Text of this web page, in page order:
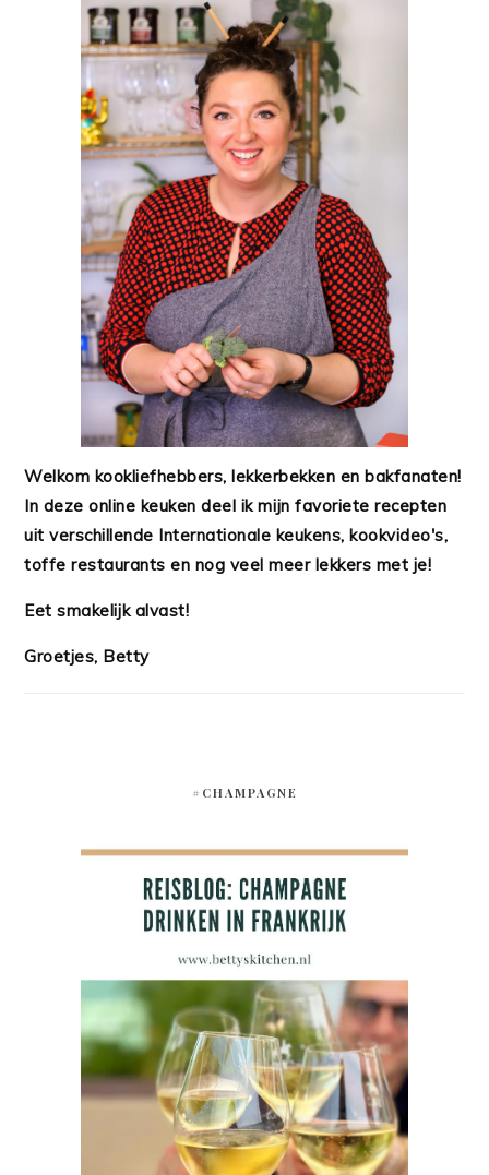
Welkom kookliefhebbers, lekkerbekken en bakfanaten!
In deze online keuken deel ik mijn favoriete recepten
uit verschillende Internationale keukens, kookvideo's,
toffe restaurants en nog veel meer lekkers met je!
Eet smakelijk alvast!
Groetjes, Betty
#CHAMPAGNE